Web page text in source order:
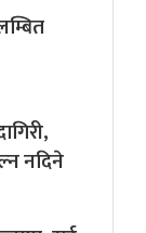
नदिने